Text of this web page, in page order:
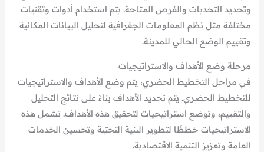
وتحديد التحديات والفرص المتاحة. يتم استخدام أدوات وتقنيات
مختلفة مثل نظم المعلومات الجغرافية لتحليل البيانات المكانية
وتقييم الوضع الحالي للمدينة.
مرحلة وضع الأهداف والاستراتيجيات
في مراحل التخطيط الحضري، يتم وضع الأهداف والاستراتيجيات
للتخطيط الحضري. يتم تحديد الأهداف بناءً على نتائج التحليل
والتقييم، وتوضع استراتيجيات لتحقيق هذه الأهداف. تشمل هذه
الاستراتيجيات خططًا لتطوير البنية التحتية وتحسين الخدمات
العامة وتعزيز التنمية الاقتصادية.